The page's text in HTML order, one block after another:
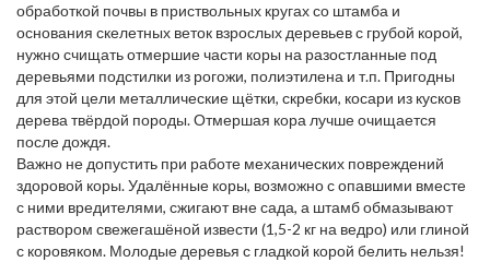
обработкой почвы в приствольных кругах со штамба и
основания скелетных веток взрослых деревьев с грубой корой,
нужно счищать отмершие части коры на разостланные под
деревьями подстилки из рогожи, полиэтилена и т.п. Пригодны
для этой цели металлические щётки, скребки, косари из кусков
дерева твёрдой породы. Отмершая кора лучше очищается
после дождя.
Важно не допустить при работе механических повреждений
здоровой коры. Удалённые коры, возможно с опавшими вместе
с ними вредителями, сжигают вне сада, а штамб обмазывают
раствором свежегашёной извести (1,5-2 кг на ведро) или глиной
с коровяком. Молодые деревья с гладкой корой белить нельзя!